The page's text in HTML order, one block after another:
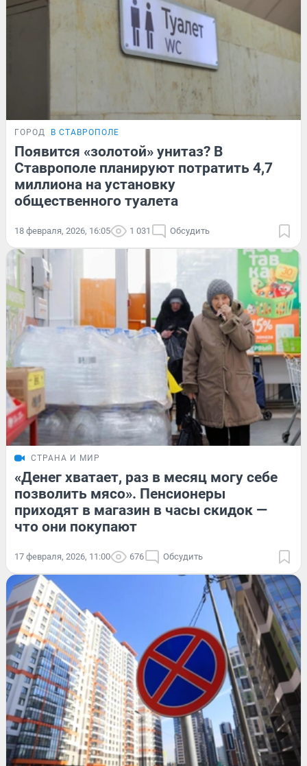
ГОРОД В СТАВРОПОЛЕ
Появится «золотой» унитаз? В
Ставрополе планируют потратить 4,7
миллиона на установку
общественного туалета
18 февраля, 2026, 16:05 1 031 Обсудить
СТРАНА И МИР
«Денег хватает, раз в месяц могу себе
позволить мясо». Пенсионеры
приходят в магазин в часы скидок —
что они покупают
17 февраля, 2026, 11:00 676 Обсудить